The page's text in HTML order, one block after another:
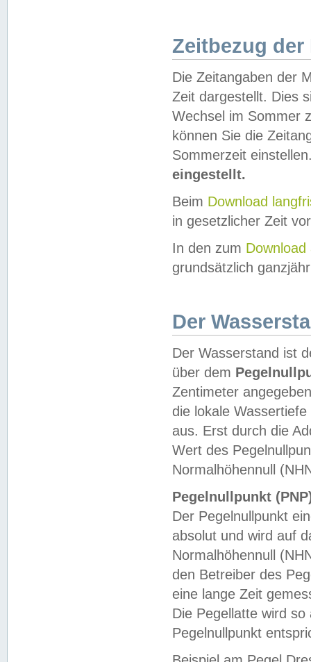
Zeitbezug der
Die Zeitangaben der
Zeit dargestellt. Dies
Wechsel im Sommer
können Sie die
Sommerzeit
eingestellt.
Beim Download
in gesetzlicher Zeit
In den zum Download
grundsätzlich
Der
Der Wasserstand ist
über dem
Zentimeter
die lokale
aus. Erst durch die
Wert des
Normalhöhennull
Pegelnullpunkt
Der Pegelnullpunkt
absolut und wird auf
Normalhöhennull
den Betreiber des
eine lange Zeit
Die Pegellatte wird
Pegelnullpunkt